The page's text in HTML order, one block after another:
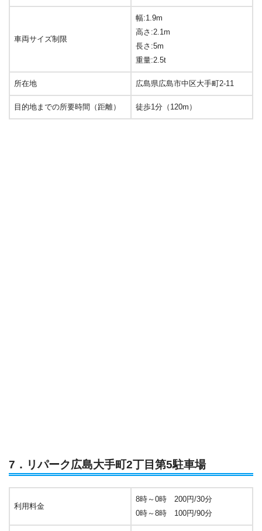
車両サイズ制限
幅:1.9m
高さ:2.1m
長さ:5m
重量:2.5t
所在地 広島県広島市中区大手町2-11
目的地までの所要時間（距離） 徒歩1分（120m）
7．リパーク広島大手町2丁目第5駐車場
利用料金
8時～0時 200円/30分
0時～8時 100円/90分